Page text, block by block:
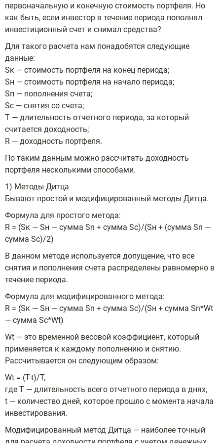
первоначальную и конечную стоимость портфеля. Но
как быть, если инвестор в течение периода пополнял
инвестиционный счет и снимал средства?
Для такого расчета нам понадобятся следующие
данные:
Sк — стоимость портфеля на конец периода;
Sн — стоимость портфеля на начало периода;
Sп — пополнения счета;
Sc — снятия со счета;
T — длительность отчетного периода, за который
считается доходность;
R — доходность портфеля.
По таким данным можно рассчитать доходность
портфеля несколькими способами.
1) Методы Дитца
Бывают простой и модифицированный методы Дитца.
Формула для простого метода:
R = (Sк — Sн — сумма Sn + сумма Sc)/(Sн + (сумма Sn —
сумма Sc)/2)
В данном методе используется допущение, что все
снятия и пополнения счета распределены равномерно в
течение периода.
Формула для модифицированного метода:
R = (Sк — Sн — сумма Sn + сумма Sc)/(Sн + сумма Sn*Wt
— сумма Sc*Wt)
Wt — это временной весовой коэффициент, который
применяется к каждому пополнению и снятию.
Рассчитывается он следующим образом:
Wt = (T-t)/T,
где T — длительность всего отчетного периода в днях,
t — количество дней, которое прошло с момента начала
инвестирования.
Модифицированный метод Дитца — наиболее точный